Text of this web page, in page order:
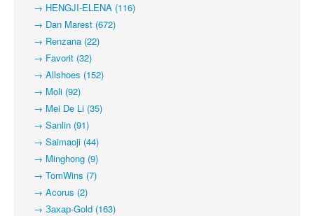
→ HENGJI-ELENA (116)
→ Dan Marest (672)
→ Renzana (22)
→ Favorit (32)
→ Allshoes (152)
→ Moli (92)
→ Mei De Li (35)
→ Sanlin (91)
→ Saimaoji (44)
→ Minghong (9)
→ TomWins (7)
→ Acorus (2)
→ Захар-Gold (163)